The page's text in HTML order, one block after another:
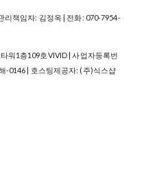
리책임자: 김정옥 | 전화: 070-7954-
워1층109호VIVID | 사업자등록번
-0146 | 호스팅제공자: (주)식스샵